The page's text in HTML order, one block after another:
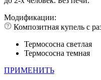
Модификации:
Композитная купель с
Термососна светлая
Термососна темная
ПРИМЕНИТЬ